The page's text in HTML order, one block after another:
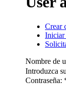
Crear
Iniciar
Nombre de
Introduzca
Contraseña: